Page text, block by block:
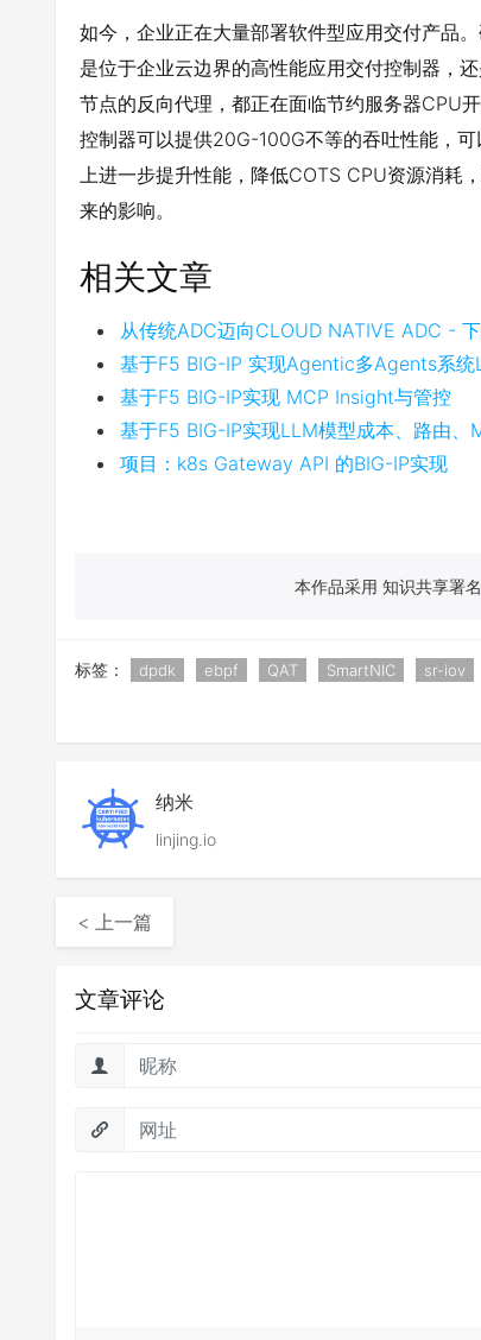
如今，企业正在大量部署软件型应用交付产品
是位于企业云边界的高性能应用交付控制器，
节点的反向代理，都正在面临节约服务器CPU
控制器可以提供20G-100G不等的吞吐性能，
上进一步提升性能，降低COTS CPU资源消耗
来的影响。
相关文章
从传统ADC迈向CLOUD NATIVE ADC -
基于F5 BIG-IP 实现Agentic多Agents系统
基于F5 BIG-IP实现 MCP Insight与管控
基于F5 BIG-IP实现LLM模型成本、路由、
项目：k8s Gateway API 的BIG-IP实现
本作品采用 知识共享署
标签： dpdk ebpf QAT SmartNIC sr-iov
纳米
linjing.io
< 上一篇
文章评论